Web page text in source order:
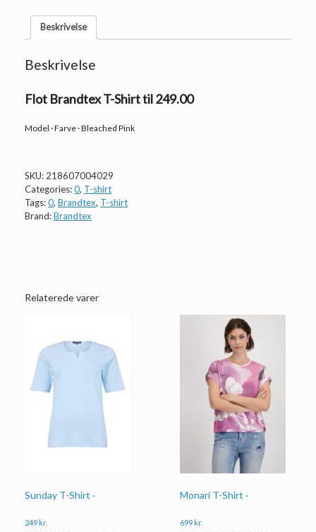
Beskrivelse
Beskrivelse
Flot Brandtex T-Shirt til 249.00
Model · Farve · Bleached Pink
SKU: 218607004029
Categories:0, T-shirt
Tags:0, Brandtex, T-shirt
Brand:Brandtex
Relaterede varer
Sunday T-Shirt ·
249kr.
Monari T-Shirt ·
699kr.